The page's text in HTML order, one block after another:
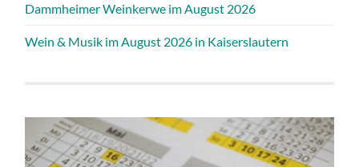
Dammheimer Weinkerwe im August 2026
Wein & Musik im August 2026 in Kaiserslautern